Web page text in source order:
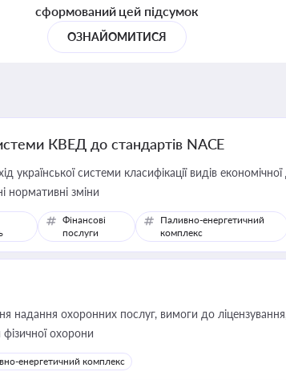
сформований цей підсумок
ОЗНАЙОМИТИСЯ
КВЕД до стандартів NACE
української системи класифікації видів
нормативні зміни
Фінансові
послуги
Паливно-енергетичний
комплекс
надання охоронних послуг, вимоги до
фізичної охорони
енергетичний комплекс